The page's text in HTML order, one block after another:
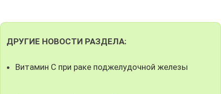
ДРУГИЕ НОВОСТИ РАЗДЕЛА:
Витамин С при раке поджелудочной железы